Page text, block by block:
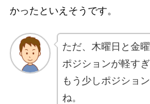
かったといえそうです。
ただ、木曜日と金
ポジションが軽す
もう少しポジショ
ね。